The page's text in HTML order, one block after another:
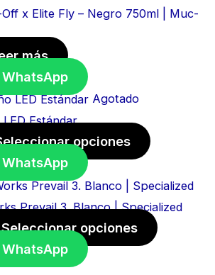
x Elite Fly – Negro 750ml | Muc-
más
Agotado
Estándar
opciones
Prevail 3. Blanco | Specialized
Seleccionar opciones